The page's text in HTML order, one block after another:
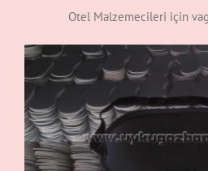
Otel Malzemecileri için